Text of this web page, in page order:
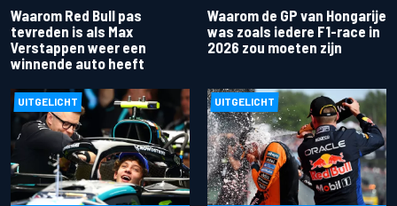
Waarom Red Bull pas
tevreden is als Max
Verstappen weer een
winnende auto heeft
Waarom de GP van Hongarije
was zoals iedere F1-race in
2026 zou moeten zijn
UITGELICHT UITGELICHT